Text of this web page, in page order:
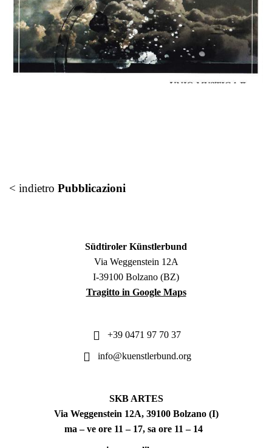
< indietro Pubblicazioni
Südtiroler Künstlerbund
Via Weggenstein 12A
I-39100 Bolzano (BZ)
Tragitto in Google Maps
+39 0471 97 70 37
info@kuenstlerbund.org
SKB ARTES
Via Weggenstein 12A, 39100 Bolzano (I)
ma – ve ore 11 – 17, sa ore 11 – 14